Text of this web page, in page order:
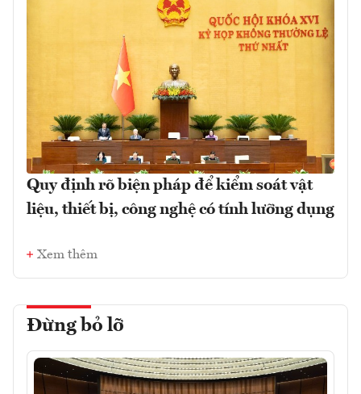
Quy định rõ biện pháp để kiểm soát vật
liệu, thiết bị, công nghệ có tính lưỡng dụng
Xem thêm
Đừng bỏ lỡ